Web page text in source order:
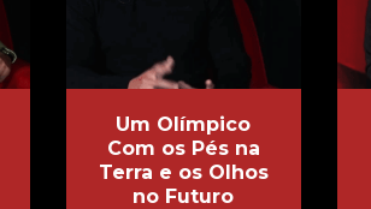
Um Olímpico
Com os Pés na
Terra e os Olhos
no Futuro